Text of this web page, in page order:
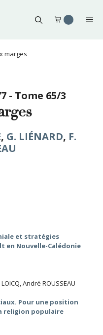
marges
- Tome 65/3
, G. LIÉNARD, F.
et stratégies
en Nouvelle-Calédonie
LOICQ,André ROUSSEAU
Pour une position
religion populaire